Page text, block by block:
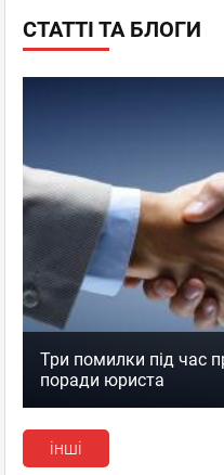
СТАТТІ ТА БЛОГИ
Три помилки під час
поради юриста
інші